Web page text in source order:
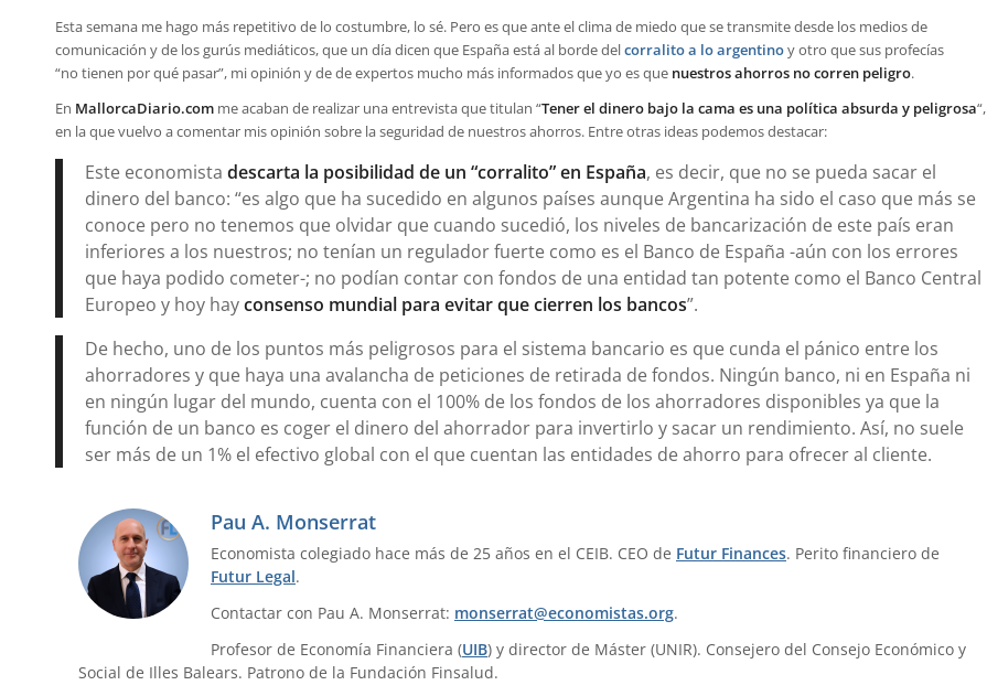
Esta semana me hago más repetitivo de lo costumbre, lo sé. Pero es que ante el clima de miedo que se transmite desde los medios de
comunicación y de los gurús mediáticos, que un día dicen que España está al borde delcorralito a lo argentinoy otro que sus profecías
“no tienen por qué pasar”, mi opinión y de de expertos mucho más informados que yo es que nuestros ahorros no corren peligro.
En MallorcaDiario.com me acaban de realizar una entrevista que titulan “Tener el dinero bajo la cama es una política absurda y peligrosa“,
en la que vuelvo a comentar mis opinión sobre la seguridad de nuestros ahorros. Entre otras ideas podemos destacar:
Este economista descarta la posibilidad de un “corralito” en España, es decir, que no se pueda sacar el
dinero del banco: “es algo que ha sucedido en algunos países aunque Argentina ha sido el caso que más se
conoce pero no tenemos que olvidar que cuando sucedió, los niveles de bancarización de este país eran
inferiores a los nuestros; no tenían un regulador fuerte como es el Banco de España -aún con los errores
que haya podido cometer-; no podían contar con fondos de una entidad tan potente como el Banco Central
Europeo y hoy hayconsenso mundial para evitar que cierren los bancos”.
De hecho, uno de los puntos más peligrosos para el sistema bancario es que cunda el pánico entre los
ahorradores y que haya una avalancha de peticiones de retirada de fondos. Ningún banco, ni en España ni
en ningún lugar del mundo, cuenta con el 100% de los fondos de los ahorradores disponibles ya que la
función de un banco es coger el dinero del ahorrador para invertirlo y sacar un rendimiento. Así, no suele
ser más de un 1% el efectivo global con el que cuentan las entidades de ahorro para ofrecer al cliente.
Pau A. Monserrat
Economista colegiado hace más de 25 años en el CEIB. CEO de Futur Finances. Perito financiero de
Futur Legal.
Contactar con Pau A. Monserrat: monserrat@economistas.org.
Profesor de Economía Financiera (UIB) y director de Máster (UNIR). Consejero del Consejo Económico y
Social de Illes Balears. Patrono de la Fundación Finsalud.